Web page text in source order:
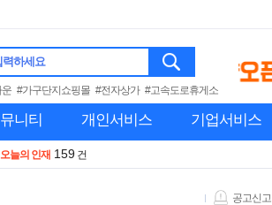
력하세요
#가구단지쇼핑몰 #전자상가 #고속도로휴게소
니티 개인서비스 기업서비스
오늘의 인재 159 건
공고신고